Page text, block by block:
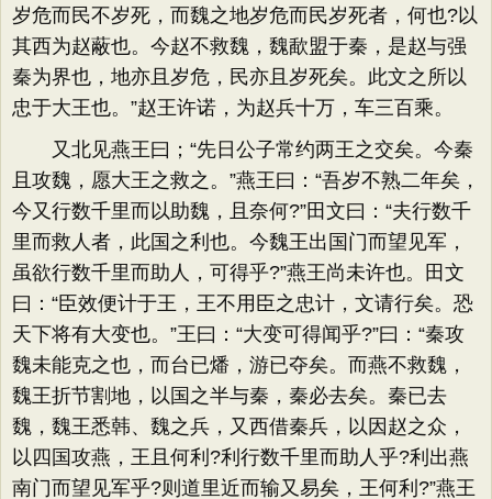
岁危而民不岁死，而魏之地岁危而民岁死者，何也?以
其西为赵蔽也。今赵不救魏，魏歃盟于秦，是赵与强
秦为界也，地亦且岁危，民亦且岁死矣。此文之所以
忠于大王也。”赵王许诺，为赵兵十万，车三百乘。
又北见燕王曰；“先日公子常约两王之交矣。今秦
且攻魏，愿大王之救之。”燕王曰：“吾岁不熟二年矣，
今又行数千里而以助魏，且奈何?”田文曰：“夫行数千
里而救人者，此国之利也。今魏王出国门而望见军，
虽欲行数千里而助人，可得乎?”燕王尚未许也。田文
曰：“臣效便计于王，王不用臣之忠计，文请行矣。恐
天下将有大变也。”王曰：“大变可得闻乎?”曰：“秦攻
魏未能克之也，而台已燔，游已夺矣。而燕不救魏，
魏王折节割地，以国之半与秦，秦必去矣。秦已去
魏，魏王悉韩、魏之兵，又西借秦兵，以因赵之众，
以四国攻燕，王且何利?利行数千里而助人乎?利出燕
南门而望见军乎?则道里近而输又易矣，王何利?”燕王